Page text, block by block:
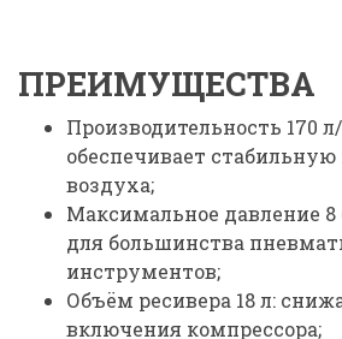
ПРЕИМУЩЕСТВА
Производительность 170
обеспечивает
воздуха;
Максимальное давление 8
для большинства
инструментов;
Объём ресивера 18 л:
включения компрессора;